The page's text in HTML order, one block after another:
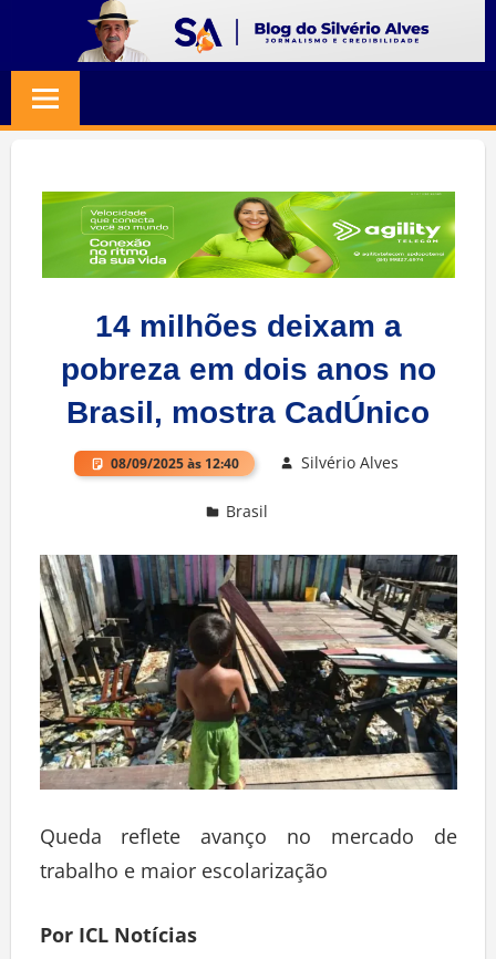
content
SILVERIO
ALVES
Jornalismo
Credibilidade
14 milhões deixam a
pobreza em dois anos no
Brasil, mostra CadÚnico
08/09/2025 às 12:40 Silvério Alves
Brasil
Queda reflete avanço no mercado de
trabalho e maior escolarização
Por ICL Notícias